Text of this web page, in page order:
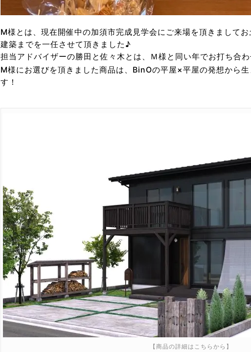
M様とは、現在開催中の加須市完成見学会にご来場を頂きまして
建築までを一任させて頂きました♪
担当アドバイザーの勝田と佐々木とは、Ｍ様と同い年でお打ち合
M様にお選びを頂きました商品は、BinOの平屋×平屋の発想から
す！
【商品の詳細はこちらから】